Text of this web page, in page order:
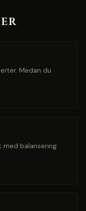
Medan du
med balansering